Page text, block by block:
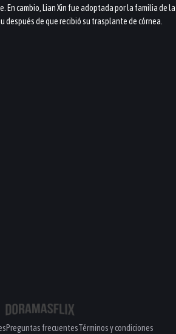
En cambio, Lian Xin fue adoptada por la familia de la
después de que recibió su trasplante de córnea.
Preguntas frecuentesTérminos y condiciones